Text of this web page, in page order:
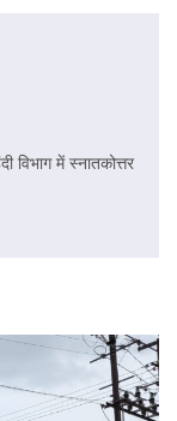
विभाग में स्नातकोत्तर